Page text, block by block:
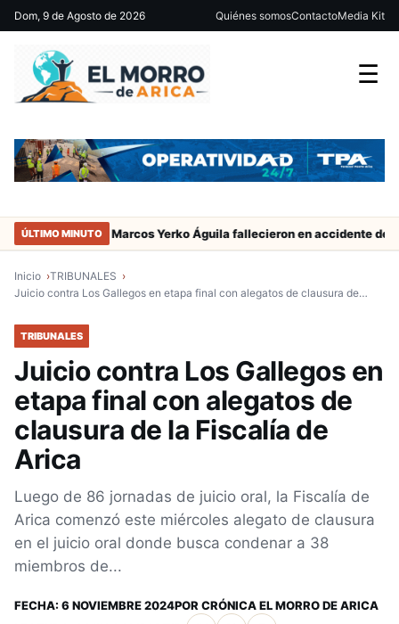
Dom, 9 de Agosto de 2026 Quiénes somosContactoMedia Kit
☰
ÚLTIMO MINUTO
de San Marcos Yerko Águila fallecieron en accidente de tránsito
Inicio
TRIBUNALES
Juicio contra Los Gallegos en etapa final con alegatos de clausura de…
TRIBUNALES
Juicio contra Los Gallegos en
etapa final con alegatos de
clausura de la Fiscalía de
Arica
Luego de 86 jornadas de juicio oral, la Fiscalía de
Arica comenzó este miércoles alegato de clausura
en el juicio oral donde busca condenar a 38
miembros de...
FECHA: 6 NOVIEMBRE 2024POR CRÓNICA EL MORRO DE ARICA